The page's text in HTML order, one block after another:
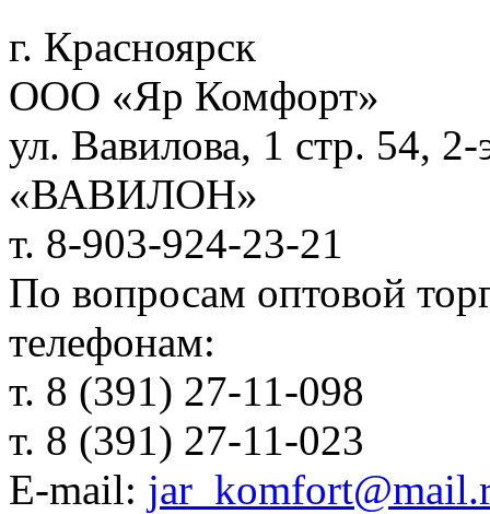
г. Красноярск
ООО «Яр Комфорт»
ул. Вавилова, 1 стр. 54,
«ВАВИЛОН»
т. 8-903-924-23-21
По вопросам оптовой
телефонам:
т. 8 (391) 27-11-098
т. 8 (391) 27-11-023
E-mail: